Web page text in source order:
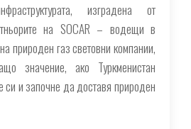
изградена от
на SOCAR – водещи в
природен газ световни компании,
значение, ако Туркменистан
си и започне да доставя природен